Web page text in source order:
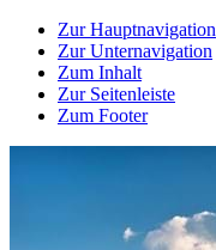
Zur Hauptnavigation
Zur Unternavigation
Zum Inhalt
Zur Seitenleiste
Zum Footer